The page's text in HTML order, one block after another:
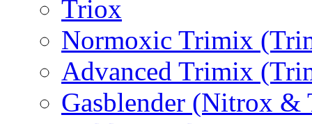
Triox
Normoxic Trimix
Advanced Trimix
Gasblender (Nitrox